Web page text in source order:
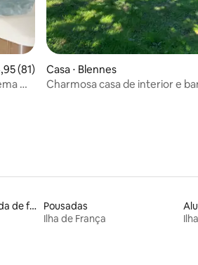
de uma avaliação média de 5, 81
(81)
—
Casa ⋅ Blennes
Charmosa casa de interior e
Aluguel por temporada de flats
Pousadas
Ilha de França